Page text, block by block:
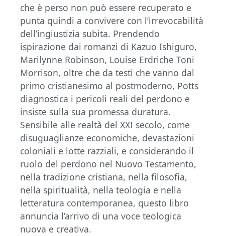
che è perso non può essere recuperato e
punta quindi a convivere con l’irrevocabilità
dell’in­giustizia subita. Prendendo
ispirazione dai romanzi di Kazuo Ishiguro,
Marilynne Robinson, Louise Erdriche Toni
Morrison, oltre che da testi che van­no dal
primo cristianesimo al postmoderno, Potts
diagnostica i pericoli reali del perdono e
insiste sulla sua promessa duratura.
Sensibile alle realtà del XXI secolo, come
disuguaglian­ze economiche, devastazioni
coloniali e lotte razziali, e considerando il
ruolo del perdono nel Nuovo Testamento,
nella tradizione cri­stiana, nella filosofia,
nella spiritualità, nella teologia e nella
letteratura contemporanea, questo libro
annuncia l’arrivo di una voce teo­logica
nuova e creativa.